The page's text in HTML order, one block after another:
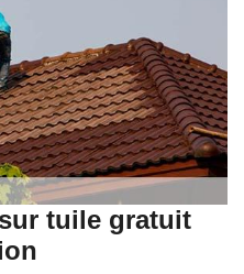
tuile gratuit